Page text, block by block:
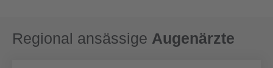
Regional ansässige Augenärzte